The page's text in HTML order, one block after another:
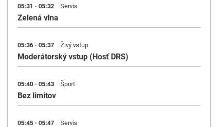
05:31 - 05:32 Servis
Zelená vlna
05:36 - 05:37 Živý vstup
Moderátorský vstup (Hosť DRS)
05:40 - 05:43 Šport
Bez limitov
05:45 - 05:47 Servis